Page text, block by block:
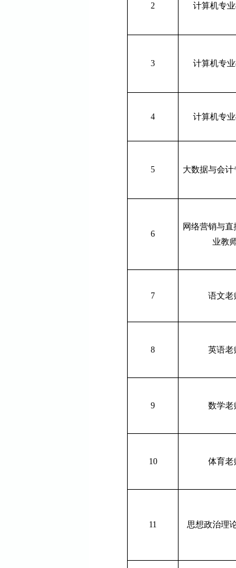
2 计算机专
3 计算机专
4 计算机专
5 大数据与会计
6
网络营销与直
业教
7 语文老
8 英语老
9 数学老
10 体育老
11 思想政治理